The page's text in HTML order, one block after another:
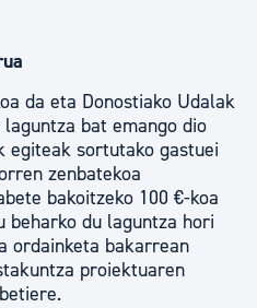
da eta Donostiako Udalak
bat emango dio
sortutako gastuei
zenbatekoa
bakoitzeko 100 €-koa
beharko du laguntza hori
ordainketa bakarrean
proiektuaren